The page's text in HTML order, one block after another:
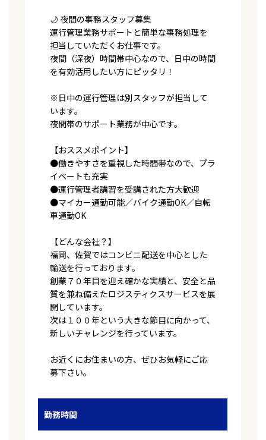
🌙 夜間の事務スタッフ募集
運行管理業務サポートと簡単な事務処理を
担当していただくお仕事です。
夜間（深夜）時間帯中心なので、日中の時間
を有効活用したい方にピッタリ！
※日中の運行管理は別スタッフが担当して
います。
夜間帯のサポート業務が中心です。
【おススメポイント】
●働きやすさを重視した時間帯なので、プラ
イベートも充実
●運行管理者講習を受講された方大歓迎
●マイカー通勤可能／バイク通勤OK／自転
車通勤OK
【どんな会社？】
福岡、佐賀ではコンビニ配送を中心とした
輸送を行っております。
創業７０年目を迎え確かな実績と、安全と品
質を兼ね備えたロジスティクスサービスを展
開しています。
次は１００年という大きな節目に向かって、
新しいチャレンジを行っています。
お近くにお住まいの方、ぜひお気軽にご応
募下さい。
勤務時間